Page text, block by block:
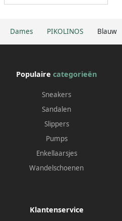
Dames PIKOLINOS Blauw
Populaire categorieën
Sneakers
Sandalen
Slippers
Pumps
Enkellaarsjes
Wandelschoenen
Klantenservice